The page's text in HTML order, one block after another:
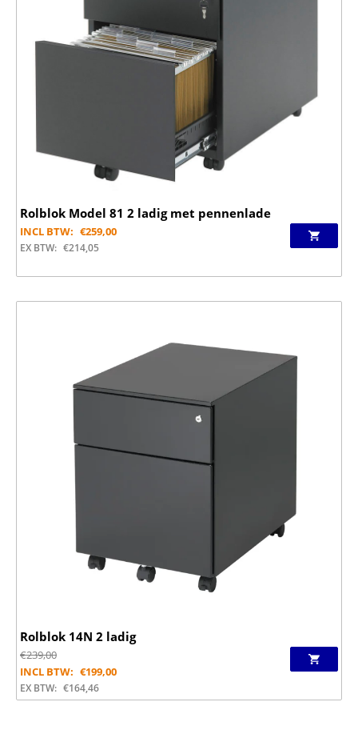
Rolblok Model 81 2 ladig met pennenlade
INCL BTW: €259,00
EX BTW: €214,05
Rolblok 14N 2 ladig
€239,00
INCL BTW: €199,00
EX BTW: €164,46